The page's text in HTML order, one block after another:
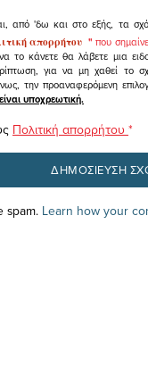
από 'δω και στο εξής, τα
απορρήτου " που
το κάνετε θα λάβετε μια
για να μη χαθεί το
την προαναφερόμενη
υποχρεωτική.
Πολιτική απορρήτου *
spam. Learn how your